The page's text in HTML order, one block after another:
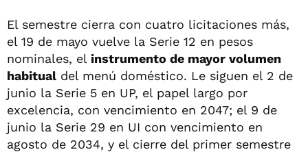
El semestre cierra con cuatro licitaciones más,
el 19 de mayo vuelve la Serie 12 en pesos
nominales, el instrumento de mayor volumen
habitual del menú doméstico. Le siguen el 2 de
junio la Serie 5 en UP, el papel largo por
excelencia, con vencimiento en 2047; el 9 de
junio la Serie 29 en UI con vencimiento en
agosto de 2034, y el cierre del primer semestre